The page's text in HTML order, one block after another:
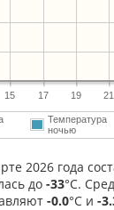
15 17 19 21
Температура
ночью
2026 года
до -33°C.
-0.0°С и -